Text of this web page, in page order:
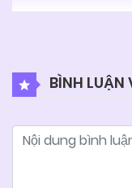
06/06/
BÌNH LUẬN